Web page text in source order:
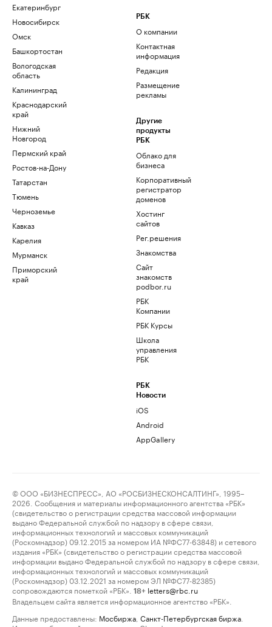
Екатеринбург
Новосибирск
Омск
Башкортостан
Вологодская
область
Калининград
Краснодарский
край
Нижний
Новгород
Пермский край
Ростов-на-Дону
Татарстан
Тюмень
Черноземье
Кавказ
Карелия
Мурманск
Приморский
край
РБК
О компании
Контактная
информация
Редакция
Размещение
рекламы
Другие
продукты
РБК
Облако для
бизнеса
Корпоративный
регистратор
доменов
Хостинг
сайтов
Рег.решения
Знакомства
Сайт
знакомств
podbor.ru
РБК
Компании
РБК Курсы
Школа
управления
РБК
РБК
Новости
iOS
Android
AppGallery
© ООО «БИЗНЕСПРЕСС», АО «РОСБИЗНЕСКОНСАЛТИНГ», 1995–
2026. Сообщения и материалы информационного агентства «РБК»
(свидетельство о регистрации средства массовой информации
выдано Федеральной службой по надзору в сфере связи,
информационных технологий и массовых коммуникаций
(Роскомнадзор) 09.12.2015 за номером ИА №ФС77-63848) и сетевого
издания «РБК» (свидетельство о регистрации средства массовой
информации выдано Федеральной службой по надзору в сфере связи,
информационных технологий и массовых коммуникаций
(Роскомнадзор) 03.12.2021 за номером ЭЛ №ФС77-82385)
сопровождаются пометкой «РБК».
18+ letters@rbc.ru
Владельцем сайта является информационное агентство «РБК».
Данные предоставлены: Мосбиржа Санкт-Петербургская биржа